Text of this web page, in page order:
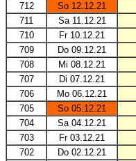
712
So 12.12.21
711
Sa 11.12.21
710
Fr 10.12.21
709
Do 09.12.21
708
Mi 08.12.21
707
Di 07.12.21
706
Mo 06.12.21
705
So 05.12.21
704
Sa 04.12.21
703
Fr 03.12.21
702
Do 02.12.21